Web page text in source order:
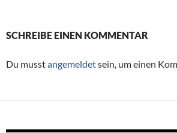
SCHREIBE EINEN KOMMENTAR
Du musstangemeldetsein, um einen